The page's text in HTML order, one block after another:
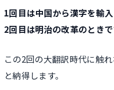
1回目は中国から漢字を輸入
2回目は明治の改革のときで
この2回の大翻訳時代に触
と納得します。